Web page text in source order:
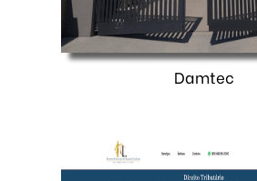
Damtec